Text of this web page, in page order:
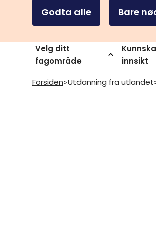
Godta alle Bare
Velg ditt
fagområde
innsikt
Forsiden>Utdanning fra utlandet